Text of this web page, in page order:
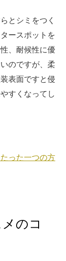
とシミをつく
ースポットを
、耐候性に優
のですが、柔
表面ですと侵
すくなってし
った一つの方
のコ